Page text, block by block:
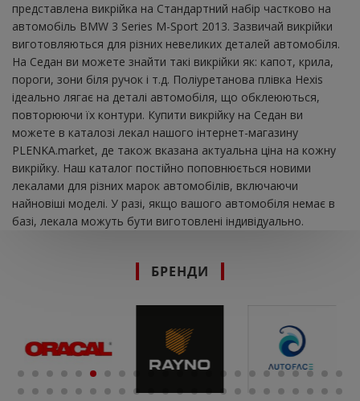
представлена ​​викрійка на Стандартний набір частково на
автомобіль BMW 3 Series M-Sport 2013. Зазвичай викрійки
виготовляються для різних невеликих деталей автомобіля.
На Седан ви можете знайти такі викрійки як: капот, крила,
пороги, зони біля ручок і т.д. Поліуретанова плівка Hexis
ідеально лягає на деталі автомобіля, що обклеюються,
повторюючи їх контури. Купити викрійку на Седан ви
можете в каталозі лекал нашого інтернет-магазину
PLENKA.market, де також вказана актуальна ціна на кожну
викрійку. Наш каталог постійно поповнюється новими
лекалами для різних марок автомобілів, включаючи
найновіші моделі. У разі, якщо вашого автомобіля немає в
базі, лекала можуть бути виготовлені індивідуально.
БРЕНДИ